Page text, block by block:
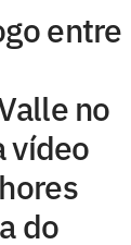
entre
no
vídeo
do